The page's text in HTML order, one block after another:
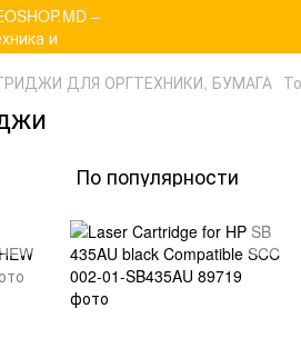
ДЛЯ ОРГТЕХНИКИ, БУМАГА
По популярности